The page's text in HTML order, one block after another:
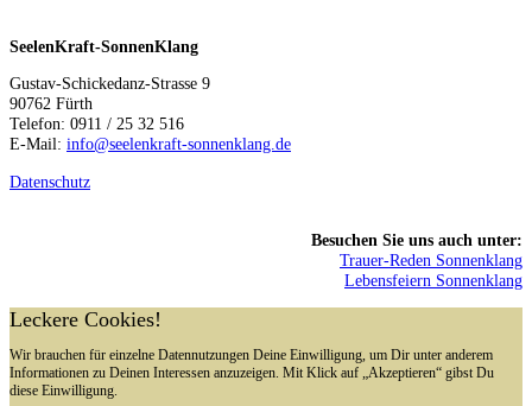
SeelenKraft-SonnenKlang
Gustav-Schickedanz-Strasse 9
90762 Fürth
Telefon: 0911 / 25 32 516
E-Mail: info@seelenkraft-sonnenklang.de
Datenschutz
Besuchen Sie uns auch unter:
Trauer-Reden Sonnenklang
Lebensfeiern Sonnenklang
Leckere Cookies!
Wir brauchen für einzelne Datennutzungen Deine Einwilligung, um Dir unter anderem
Informationen zu Deinen Interessen anzuzeigen. Mit Klick auf „Akzeptieren“ gibst Du
diese Einwilligung.